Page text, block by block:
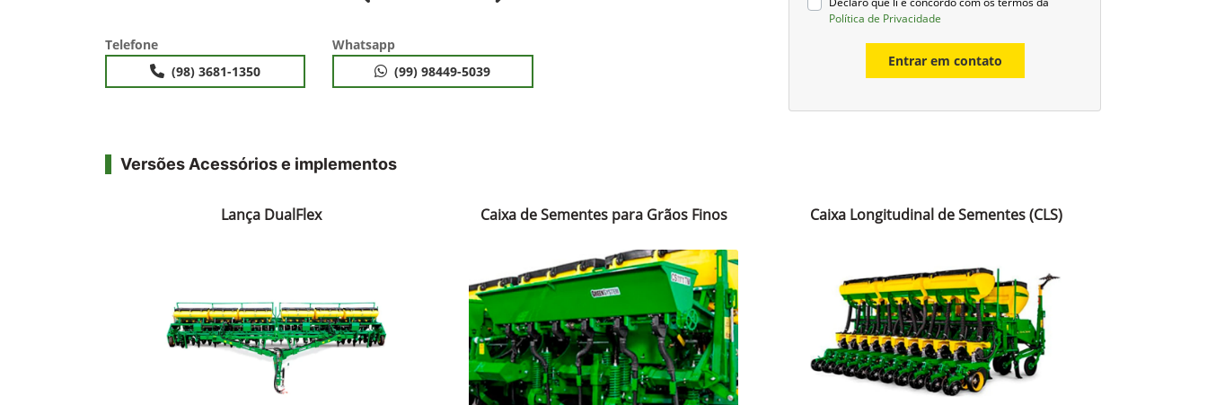
Política de Privacidade
Entrar em contato
Telefone
(98) 3681-1350
Whatsapp
(99) 98449-5039
Versões Acessórios e implementos
Lança DualFlex Caixa de Sementes para Grãos Finos Caixa Longitudinal de Sementes (CLS)